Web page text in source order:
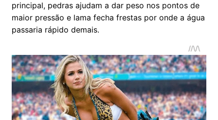
principal, pedras ajudam a dar peso nos pontos de
maior pressão e lama fecha frestas por onde a água
passaria rápido demais.